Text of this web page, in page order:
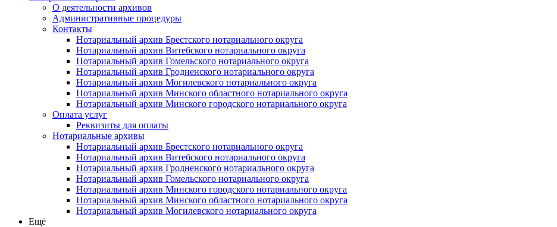
О деятельности архивов
Административные процедуры
Контакты
Нотариальный архив Брестского нотариального округа
Нотариальный архив Витебского нотариального округа
Нотариальный архив Гомельского нотариального округа
Нотариальный архив Гродненского нотариального округа
Нотариальный архив Могилевского нотариального округа
Нотариальный архив Минского областного нотариального округа
Нотариальный архив Минского городского нотариального округа
Оплата услуг
Реквизиты для оплаты
Нотариальные архивы
Нотариальный архив Брестского нотариального округа
Нотариальный архив Витебского нотариального округа
Нотариальный архив Гродненского нотариального округа
Нотариальный архив Гомельского нотариального округа
Нотариальный архив Минского городского нотариального округа
Нотариальный архив Минского областного нотариального округа
Нотариальный архив Могилевского нотариального округа
Ещё